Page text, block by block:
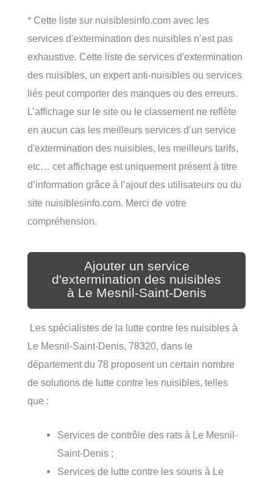
* Cette liste sur nuisiblesinfo.com avec les
services d'extermination des nuisibles n’est pas
exhaustive. Cette liste de services d'extermination
des nuisibles, un expert anti-nuisibles ou services
liés peut comporter des manques ou des erreurs.
L’affichage sur le site ou le classement ne reflète
en aucun cas les meilleurs services d’un service
d'extermination des nuisibles, les meilleurs tarifs,
etc… cet affichage est uniquement présent à titre
d’information grâce à l’ajout des utilisateurs ou du
site nuisiblesinfo.com. Merci de votre
compréhension.
Ajouter un service
d'extermination des nuisibles
à Le Mesnil-Saint-Denis
Les spécialistes de la lutte contre les nuisibles à
Le Mesnil-Saint-Denis, 78320, dans le
département du 78 proposent un certain nombre
de solutions de lutte contre les nuisibles, telles
que :
Services de contrôle des rats à Le Mesnil-
Saint-Denis ;
Services de lutte contre les souris à Le